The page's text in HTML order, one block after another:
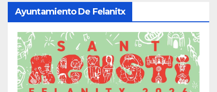
Ayuntamiento De Felanitx